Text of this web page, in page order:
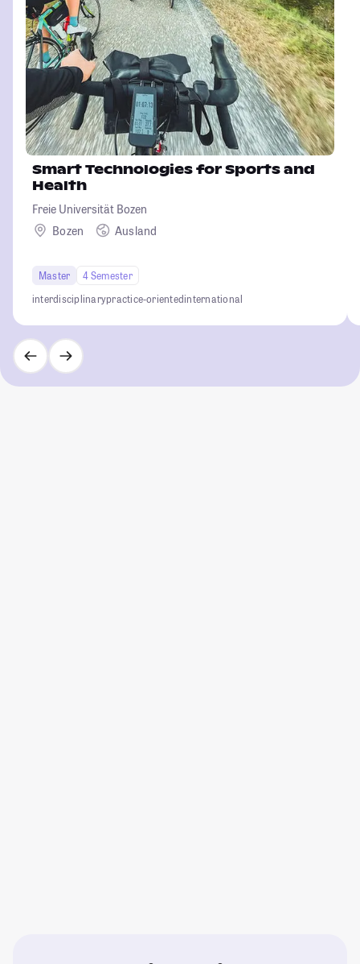
Smart Technologies for Sports and
Health
Freie Universität Bozen
Bozen
Ausland
Master
4 Semester
interdisciplinarypractice-orientedinternational